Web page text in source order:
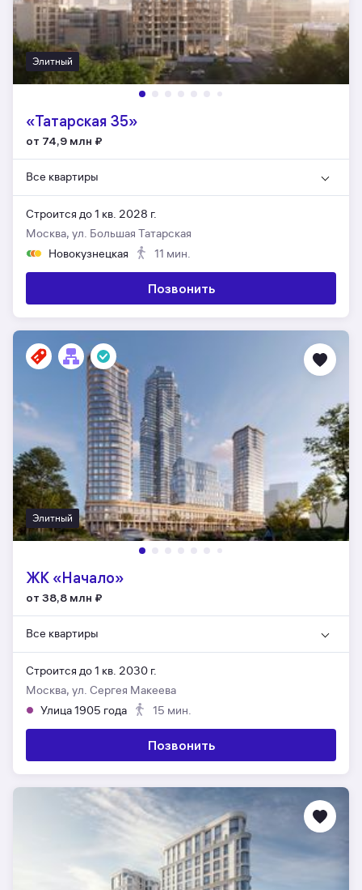
Элитный
«Татарская 35»
от 74,9 млн ₽
Все квартиры
Строится до 1 кв. 2028 г.
Москва, ул. Большая Татарская
Новокузнецкая
11 мин.
Позвонить
Элитный
ЖК «Начало»
от 38,8 млн ₽
Все квартиры
Строится до 1 кв. 2030 г.
Москва, ул. Сергея Макеева
Улица 1905 года
15 мин.
Позвонить